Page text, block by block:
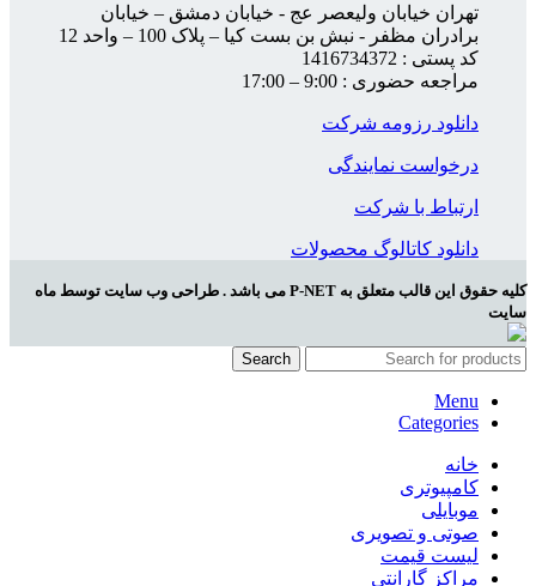
تهران خیابان ولیعصر عج - خیابان دمشق – خیابان
برادران مظفر - نبش بن بست کیا – پلاک 100 – واحد 12
کد پستی : 1416734372
مراجعه حضوری : 9:00 – 17:00
دانلود رزومه شرکت
درخواست نمایندگی
ارتباط با شرکت
دانلود کاتالوگ محصولات
کلیه حقوق این قالب متعلق به P-NET می باشد . طراحی وب سایت توسط ماه
سایت
Search
Menu
Categories
خانه
کامپیوتری
موبایلی
صوتی و تصویری
لیست قیمت
مراکز گارانتی